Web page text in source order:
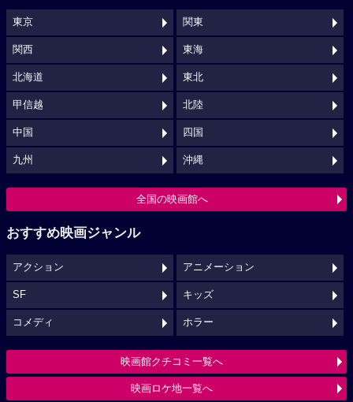
東京 関東
関西 東海
北海道 東北
甲信越 北陸
中国 四国
九州 沖縄
全国の映画館へ
おすすめ映画ジャンル
アクション アニメーション
SF キッズ
コメディ ホラー
映画館クチコミ一覧へ
映画ロケ地一覧へ